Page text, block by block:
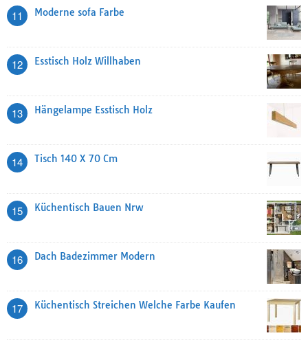
11 Moderne sofa Farbe
12 Esstisch Holz Willhaben
13 Hängelampe Esstisch Holz
14 Tisch 140 X 70 Cm
15 Küchentisch Bauen Nrw
16 Dach Badezimmer Modern
17 Küchentisch Streichen Welche Farbe Kaufen